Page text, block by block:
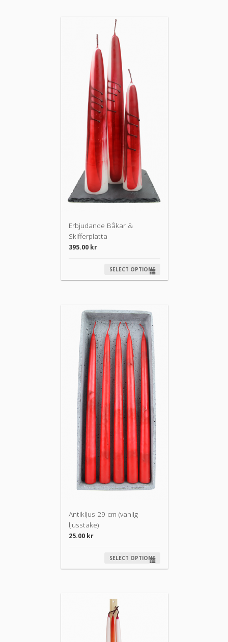
Erbjudande Båkar &
Skifferplatta
395.00 kr
SELECT OPTIONS
Antikljus 29 cm (vanlig
ljusstake)
25.00 kr
SELECT OPTIONS